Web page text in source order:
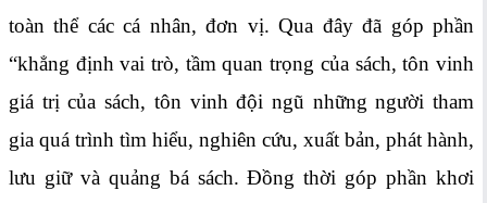
toàn thể các cá nhân, đơn vị. Qua đây đã góp phần
“khẳng định vai trò, tầm quan trọng của sách, tôn vinh
giá trị của sách, tôn vinh đội ngũ những người tham
gia quá trình tìm hiểu, nghiên cứu, xuất bản, phát hành,
lưu giữ và quảng bá sách. Đồng thời góp phần khơi